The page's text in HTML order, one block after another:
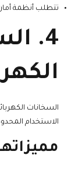
تتطلب أنظمة
4.
السخانات
الاستخدام